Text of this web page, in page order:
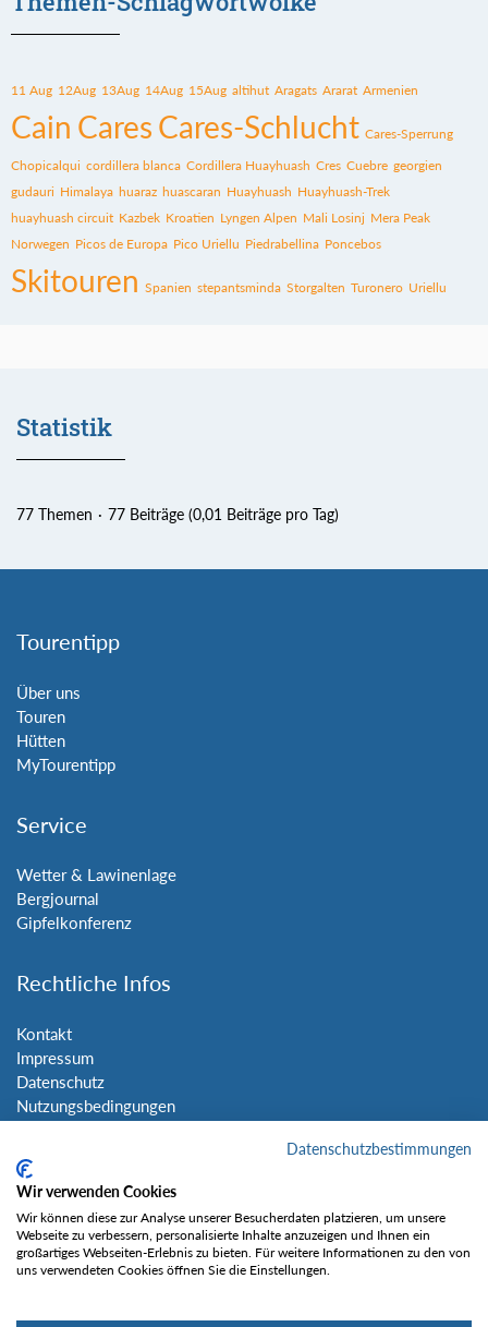
11 Aug 12Aug 13Aug 14Aug 15Aug altihut Aragats Ararat Armenien
Cain Cares Cares-Schlucht Cares-Sperrung
Chopicalqui cordillera blanca Cordillera Huayhuash Cres Cuebre georgien
gudauri Himalaya huaraz huascaran Huayhuash Huayhuash-Trek
huayhuash circuit Kazbek Kroatien Lyngen Alpen Mali Losinj Mera Peak
Norwegen Picos de Europa Pico Uriellu Piedrabellina Poncebos
Skitouren Spanien stepantsminda Storgalten Turonero Uriellu
Statistik
77 Themen 77 Beiträge (0,01 Beiträge pro Tag)
Tourentipp
Über uns
Touren
Hütten
MyTourentipp
Service
Wetter & Lawinenlage
Bergjournal
Gipfelkonferenz
Rechtliche Infos
Kontakt
Impressum
Datenschutz
Nutzungsbedingungen
Social Media
Datenschutzbestimmungen
Wir verwenden Cookies
Wir können diese zur Analyse unserer Besucherdaten platzieren, um unsere
Webseite zu verbessern, personalisierte Inhalte anzuzeigen und Ihnen ein
großartiges Webseiten-Erlebnis zu bieten. Für weitere Informationen zu den von
uns verwendeten Cookies öffnen Sie die Einstellungen.